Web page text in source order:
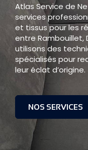
Atlas Service de
services
et tissus pour les
entre Rambouillet,
utilisons des
spécialisés pour
leur éclat d’origine.
NOS SERVICES